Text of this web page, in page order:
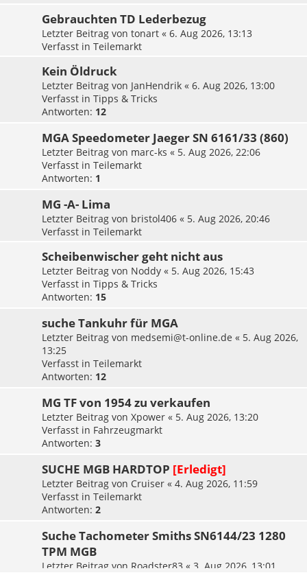
Gebrauchten TD Lederbezug
Letzter Beitrag von tonart « 6. Aug 2026, 13:13
Verfasst in Teilemarkt
Kein Öldruck
Letzter Beitrag von JanHendrik « 6. Aug 2026, 13:00
Verfasst in Tipps & Tricks
Antworten: 12
MGA Speedometer Jaeger SN 6161/33 (860)
Letzter Beitrag von marc-ks « 5. Aug 2026, 22:06
Verfasst in Teilemarkt
Antworten: 1
MG -A- Lima
Letzter Beitrag von bristol406 « 5. Aug 2026, 20:46
Verfasst in Teilemarkt
Scheibenwischer geht nicht aus
Letzter Beitrag von Noddy « 5. Aug 2026, 15:43
Verfasst in Tipps & Tricks
Antworten: 15
suche Tankuhr für MGA
Letzter Beitrag von medsemi@t-online.de « 5. Aug 2026,
13:25
Verfasst in Teilemarkt
Antworten: 12
MG TF von 1954 zu verkaufen
Letzter Beitrag von Xpower « 5. Aug 2026, 13:20
Verfasst in Fahrzeugmarkt
Antworten: 3
SUCHE MGB HARDTOP [Erledigt]
Letzter Beitrag von Cruiser « 4. Aug 2026, 11:59
Verfasst in Teilemarkt
Antworten: 2
Suche Tachometer Smiths SN6144/23 1280
TPM MGB
Letzter Beitrag von Roadster83 « 3. Aug 2026, 13:01